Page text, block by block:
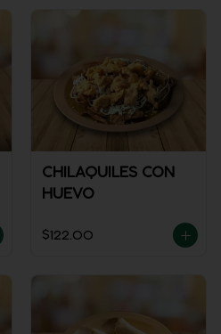
CHILAQUILES CON
HUEVO
$122.00